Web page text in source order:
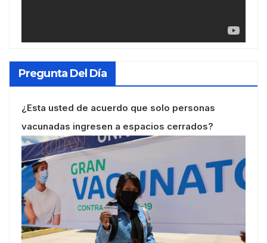
Pregunta Del Día
¿Esta usted de acuerdo que solo personas
vacunadas ingresen a espacios cerrados?